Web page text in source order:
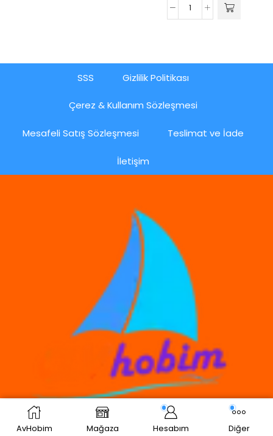
SSS Gizlilik Politikası
Çerez & Kullanım Sözleşmesi
Mesafeli Satış Sözleşmesi Teslimat ve İade
İletişim
AvHobim Mağaza Hesabım Diğer